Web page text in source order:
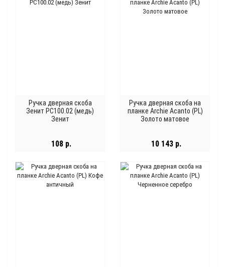
Ручка дверная скоба
Зенит РС100.02 (медь)
Зенит
108 р.
Ручка дверная скоба на
планке Archie Acanto (PL)
Золото матовое
10 143 р.